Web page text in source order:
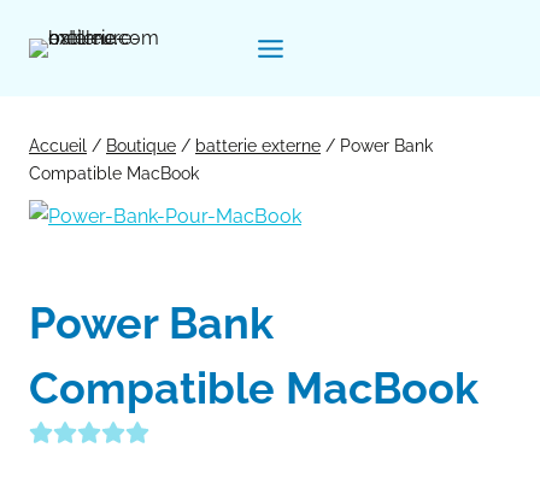
Accueil / Boutique / batterie externe / Power Bank
Compatible MacBook
Power Bank
Compatible MacBook